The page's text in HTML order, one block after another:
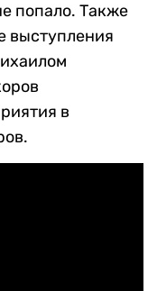
попало. Также
выступления
в